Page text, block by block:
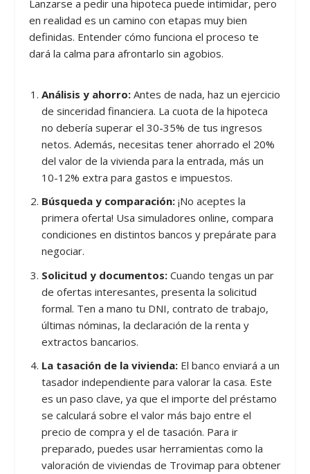
Lanzarse a pedir una hipoteca puede intimidar, pero
en realidad es un camino con etapas muy bien
definidas. Entender cómo funciona el proceso te
dará la calma para afrontarlo sin agobios.
Análisis y ahorro:Antes de nada, haz un ejercicio
de sinceridad financiera. La cuota de la hipoteca
no debería superar el 30-35% de tus ingresos
netos. Además, necesitas tener ahorrado el 20%
del valor de la vivienda para la entrada, más un
10-12% extra para gastos e impuestos.
Búsqueda y comparación:¡No aceptes la
primera oferta! Usa simuladores online, compara
condiciones en distintos bancos y prepárate para
negociar.
Solicitud y documentos:Cuando tengas un par
de ofertas interesantes, presenta la solicitud
formal. Ten a mano tu DNI, contrato de trabajo,
últimas nóminas, la declaración de la renta y
extractos bancarios.
La tasación de la vivienda:El banco enviará a un
tasador independiente para valorar la casa. Este
es un paso clave, ya que el importe del préstamo
se calculará sobre el valor más bajo entre el
precio de compra y el de tasación. Para ir
preparado, puedes usar herramientas como la
valoración de viviendas de Trovimap para obtener